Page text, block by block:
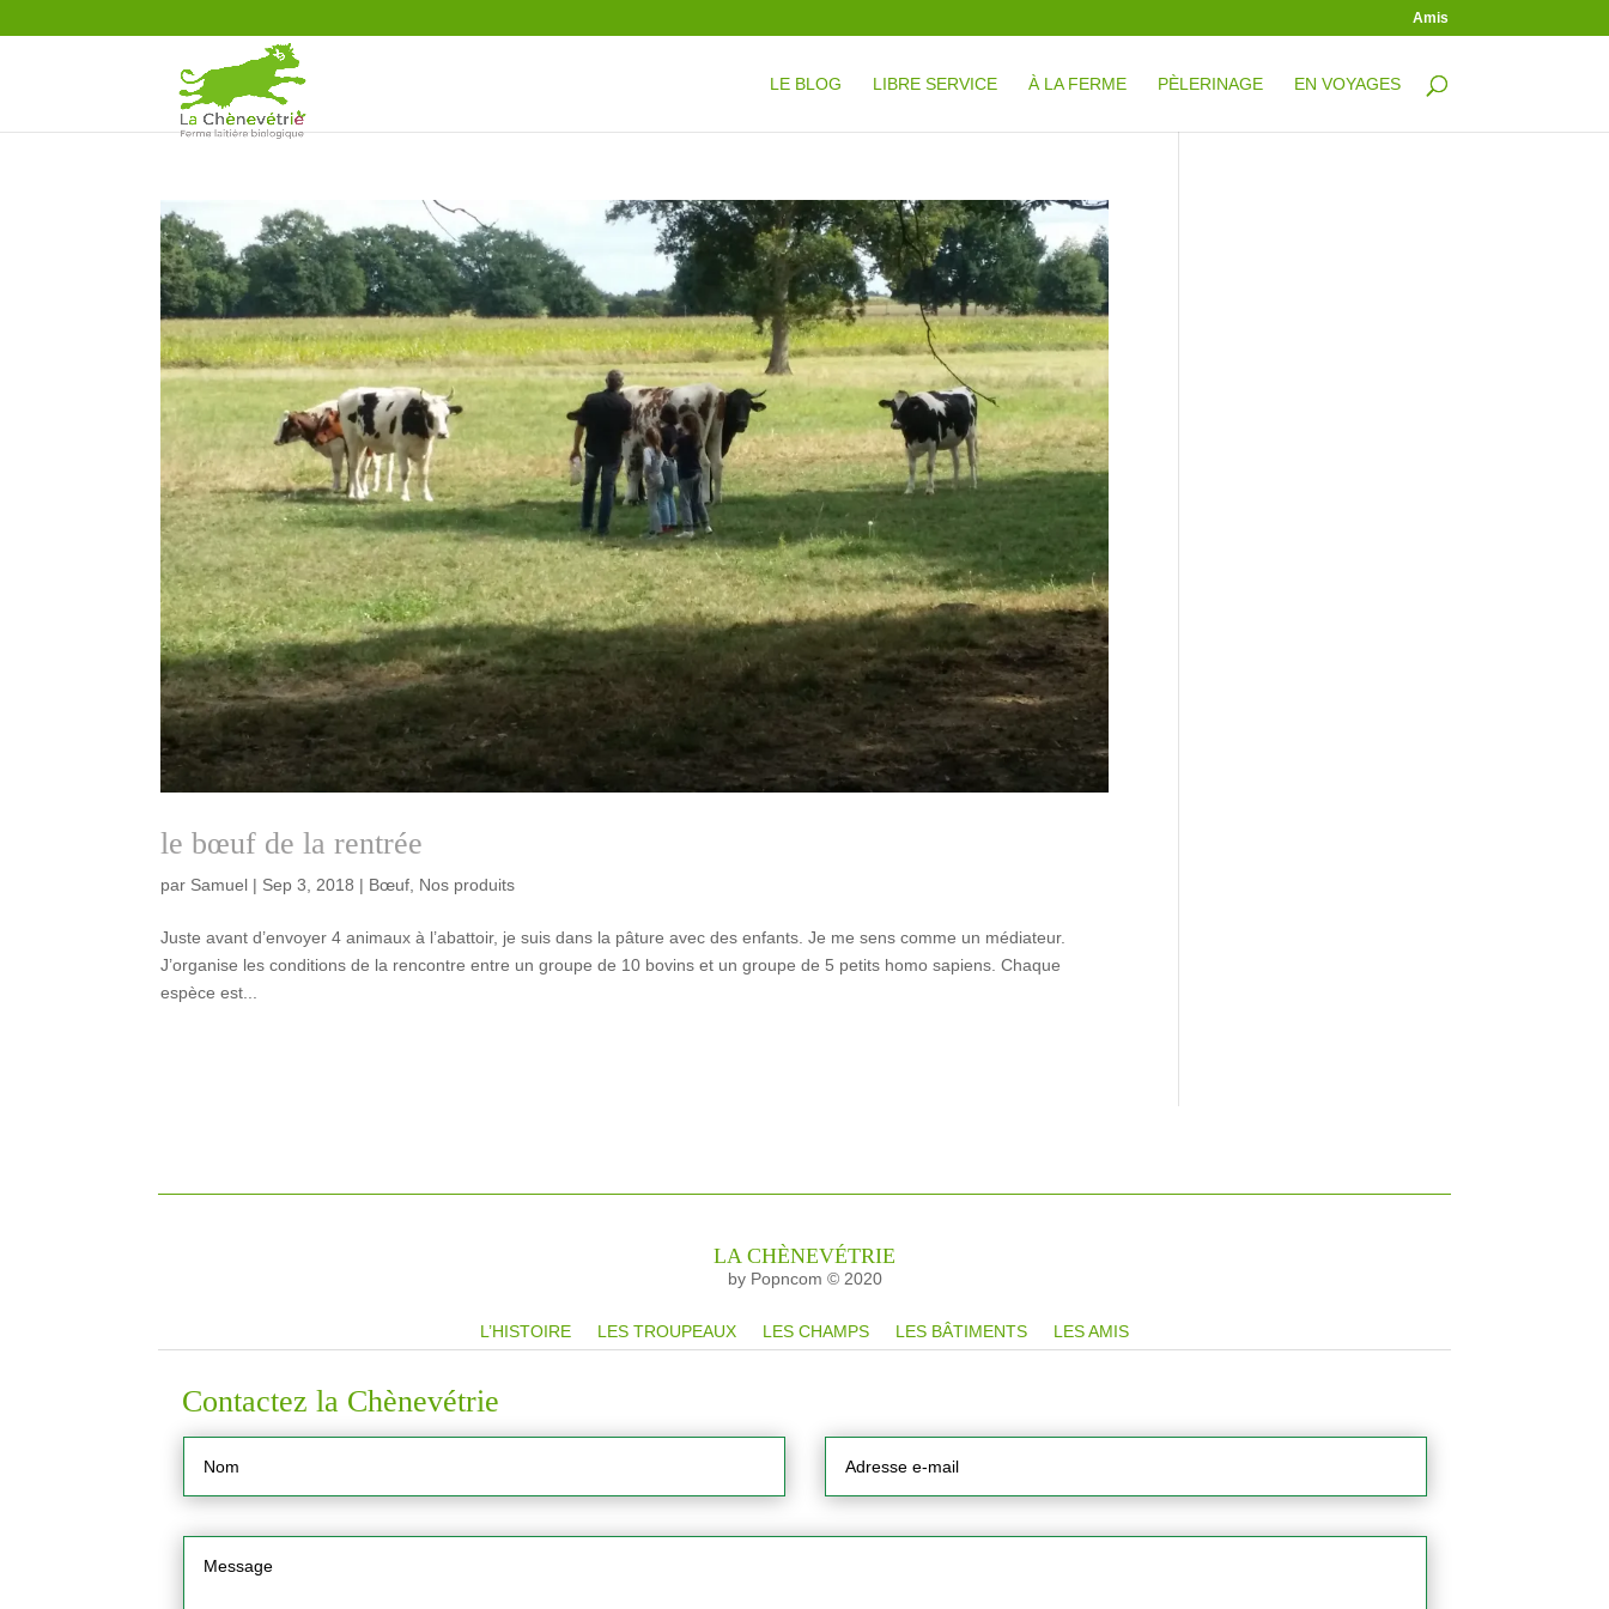
Amis
LE BLOG LIBRE SERVICE À LA FERME PÈLERINAGE EN VOYAGES
le bœuf de la rentrée
par Samuel | Sep 3, 2018 | Bœuf Nos produits
Juste avant d’envoyer 4 animaux à l’abattoir, je suis dans la pâture avec des enfants. Je me sens comme un médiateur.
J’organise les conditions de la rencontre entre un groupe de 10 bovins et un groupe de 5 petits homo sapiens. Chaque
espèce est...
LA CHÈNEVÉTRIE
by Popncom © 2020
L’HISTOIRE LES TROUPEAUX LES CHAMPS LES BÂTIMENTS LES AMIS
Contactez la Chènevétrie